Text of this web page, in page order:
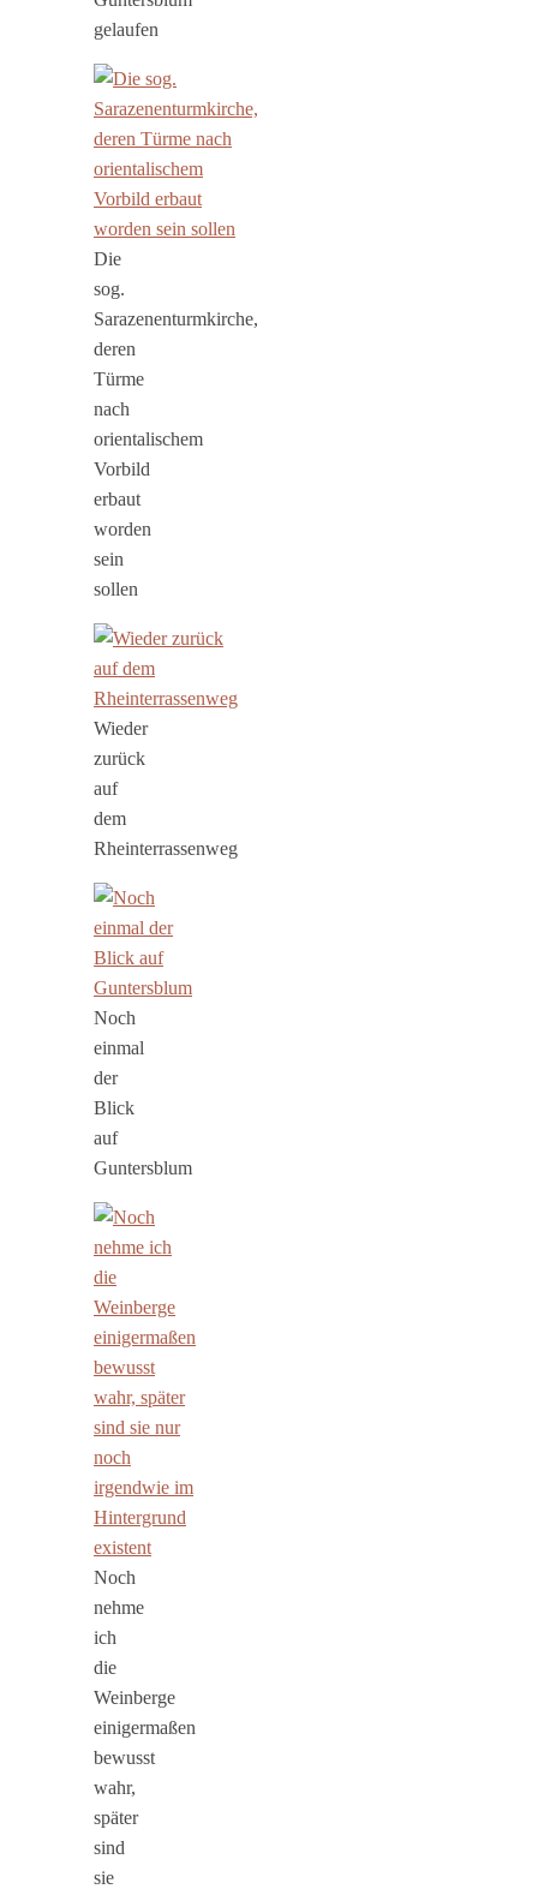
gelaufen
Die
sog.
Sarazenenturmkirche,
deren
Türme
nach
orientalischem
Vorbild
erbaut
worden
sein
sollen
Wieder
zurück
auf
dem
Rheinterrassenweg
Noch
einmal
der
Blick
auf
Guntersblum
Noch
nehme
ich
die
Weinberge
einigermaßen
bewusst
wahr,
später
sind
sie